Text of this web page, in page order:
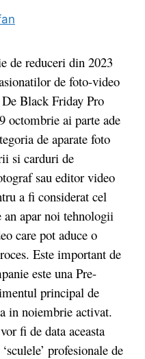
reduceri din 2023
de foto-video
Black Friday Pro
octombrie ai parte ade
de aparate foto
si carduri de
sau editor video
a fi considerat cel
apar noi tehnologii
care pot aduce o
Este important de
este una Pre-
principal de
in noiembrie activat.
fi de data aceasta
profesionale de